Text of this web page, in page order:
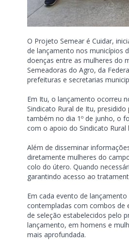
O Projeto Semear é Cuidar,
de lançamento nos municípios
doenças entre as mulheres do
Semeadoras do Agro, da
prefeituras e secretarias
Em Itu, o lançamento ocorreu
Sindicato Rural de Itu,
também no dia 1º de junho, o
com o apoio do Sindicato
Além de disseminar
diretamente mulheres do
colo do útero. Quando
garantindo acesso ao
Em cada evento de lançamento
contempladas com combos de
de seleção estabelecidos pelo
lançamento, em homens e
mais aprofundada.